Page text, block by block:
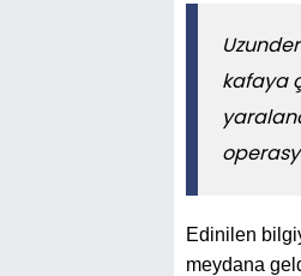
kafaya
Edinilen
meydana